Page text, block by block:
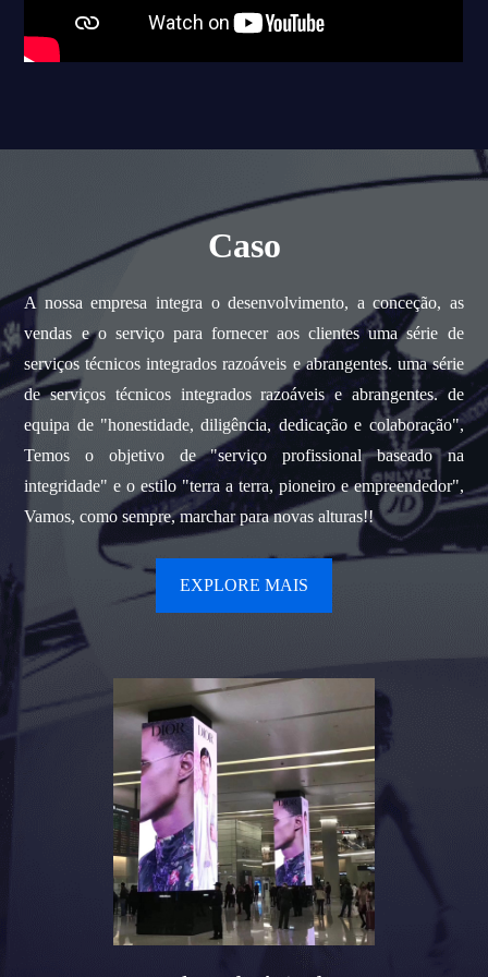
Caso
A nossa empresa integra o desenvolvimento, a conceção, as
vendas e o serviço para fornecer aos clientes uma série de
serviços técnicos integrados razoáveis e abrangentes. uma série
de serviços técnicos integrados razoáveis e abrangentes. de
equipa de "honestidade, diligência, dedicação e colaboração",
Temos o objetivo de "serviço profissional baseado na
integridade" e o estilo "terra a terra, pioneiro e empreendedor",
Vamos, como sempre, marchar para novas alturas!!
EXPLORE MAIS